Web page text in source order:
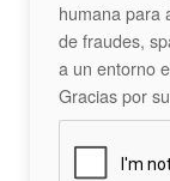
humana para
de fraudes,
a un entorno
Gracias por